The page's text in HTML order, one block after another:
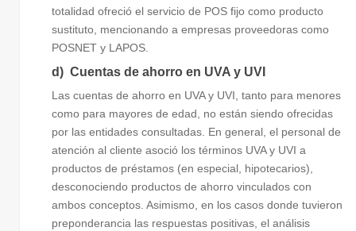
totalidad ofreció el servicio de POS fijo como producto
sustituto, mencionando a empresas proveedoras como
POSNET y LAPOS.
d) Cuentas de ahorro en UVA y UVI
Las cuentas de ahorro en UVA y UVI, tanto para menores
como para mayores de edad, no están siendo ofrecidas
por las entidades consultadas. En general, el personal de
atención al cliente asoció los términos UVA y UVI a
productos de préstamos (en especial, hipotecarios),
desconociendo productos de ahorro vinculados con
ambos conceptos. Asimismo, en los casos donde tuvieron
preponderancia las respuestas positivas, el análisis